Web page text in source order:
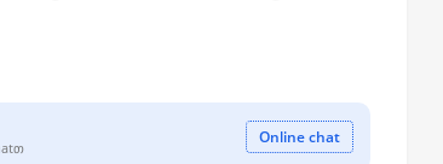
Online chat